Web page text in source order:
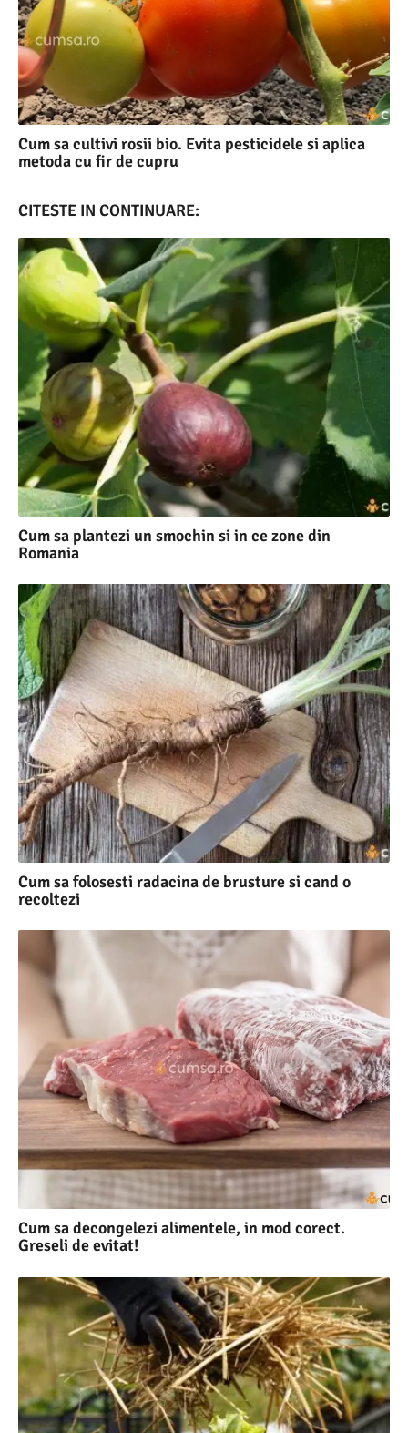
Cum sa cultivi rosii bio. Evita pesticidele si aplica
metoda cu fir de cupru
CITESTE IN CONTINUARE:
Cum sa plantezi un smochin si in ce zone din
Romania
Cum sa folosesti radacina de brusture si cand o
recoltezi
Cum sa decongelezi alimentele, in mod corect.
Greseli de evitat!